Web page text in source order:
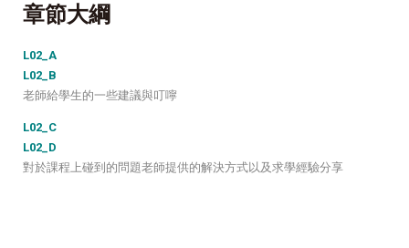
章節大綱
L02_A
L02_B
老師給學生的一些建議與叮嚀
L02_C
L02_D
對於課程上碰到的問題老師提供的解決方式以及求學經驗分享